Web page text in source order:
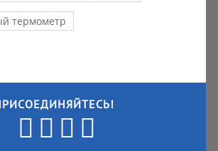
термометр